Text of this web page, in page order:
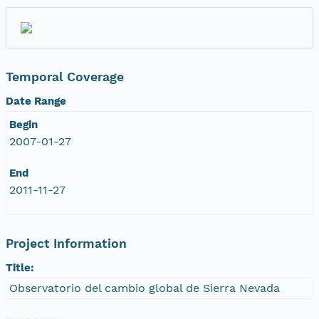
Temporal Coverage
Date Range
Begin
2007-01-27
End
2011-11-27
Project Information
Title:
Observatorio del cambio global de Sierra Nevada